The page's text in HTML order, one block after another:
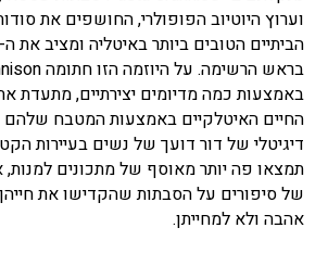
וערוץ היוטיוב הפופולרי, החושפים את
באמצעות כמה מדיומים יצירתיים, מתעדת
החיים האיטלקיים באמצעות המטבח שלהם
דיגיטלי של דור דועך של נשים בעיירות
תמצאו פה יותר מאוסף של מתכונים
של סיפורים על הסבתות שהקדישו את
אהבה ולא למחייתן.